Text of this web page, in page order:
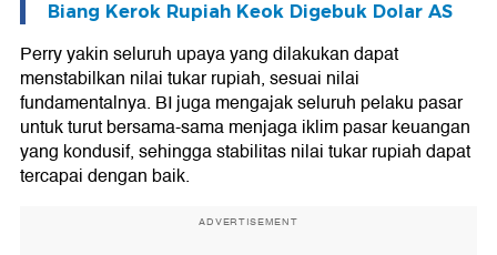
Biang Kerok Rupiah Keok Digebuk Dolar AS
Perry yakin seluruh upaya yang dilakukan dapat
menstabilkan nilai tukar rupiah, sesuai nilai
fundamentalnya. BI juga mengajak seluruh pelaku pasar
untuk turut bersama-sama menjaga iklim pasar keuangan
yang kondusif, sehingga stabilitas nilai tukar rupiah dapat
tercapai dengan baik.
ADVERTISEMENT